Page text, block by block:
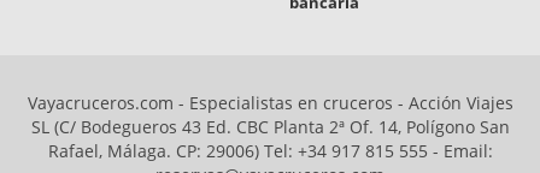
Vayacruceros.com - Especialistas en cruceros - Acción Viajes
SL (C/ Bodegueros 43 Ed. CBC Planta 2ª Of. 14, Polígono San
Rafael, Málaga. CP: 29006) Tel: +34 917 815 555 - Email: